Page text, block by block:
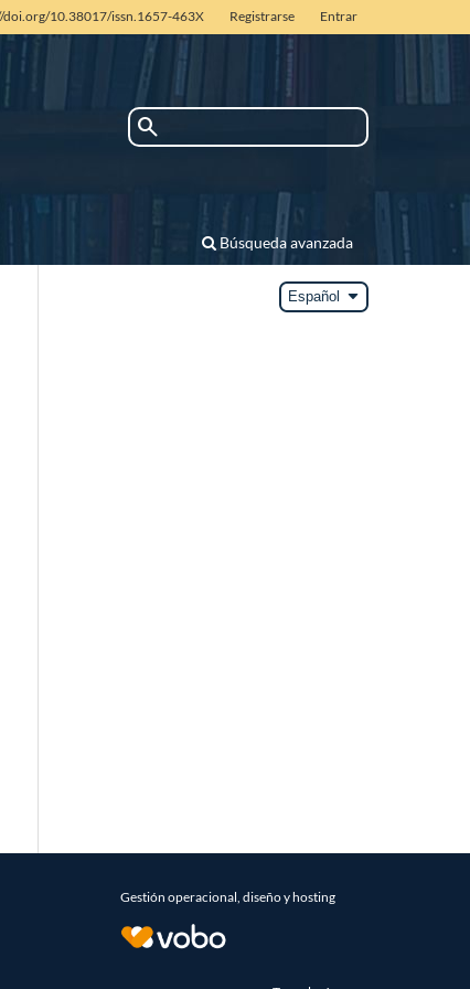
doi.org/10.38017/issn.1657-463X Registrarse Entrar
search
Búsqueda avanzada
Español arrow_drop_down
Gestión operacional, diseño y hosting